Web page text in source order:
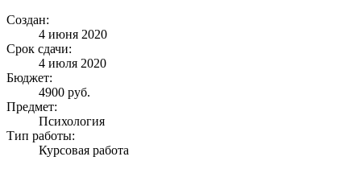
Создан:
4 июня 2020
Срок сдачи:
4 июля 2020
Бюджет:
4900 руб.
Предмет:
Психология
Тип работы:
Курсовая работа